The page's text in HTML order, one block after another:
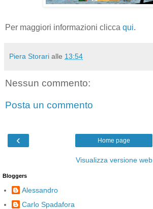
Per maggiori informazioni clicca qui.
Piera Storari alle 13:54
Nessun commento:
Posta un commento
‹ Home page
Visualizza versione web
Bloggers
Alessandro
Carlo Spadafora